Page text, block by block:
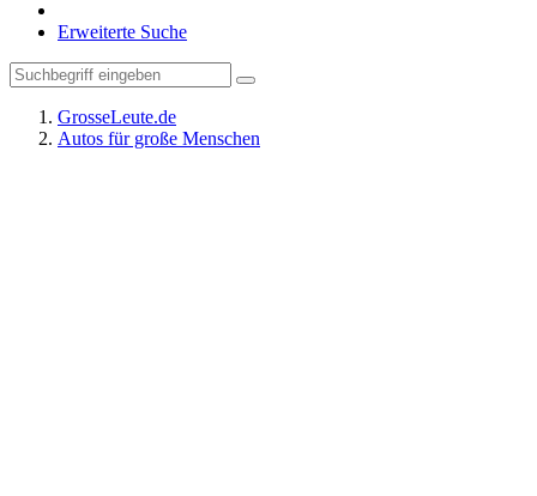
Erweiterte Suche
GrosseLeute.de
Autos für große Menschen